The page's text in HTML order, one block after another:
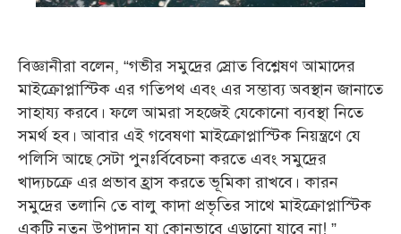
বিজ্ঞানীরা বলেন, “গভীর সমুদ্রের স্রোত বিশ্লেষণ আমাদের
মাইক্রোপ্লাস্টিক এর গতিপথ এবং এর সম্ভাব্য অবস্থান জানাতে
সাহায্য করবে। ফলে আমরা সহজেই যেকোনো ব্যবস্থা নিতে
সমর্থ হব। আবার এই গবেষণা মাইক্রোপ্লাস্টিক নিয়ন্ত্রণে যে
পলিসি আছে সেটা পুনঃর্বিবেচনা করতে এবং সমুদ্রের
খাদ্যচক্রে এর প্রভাব হ্রাস করতে ভূমিকা রাখবে। কারন
সমুদ্রের তলানি তে বালু কাদা প্রভৃতির সাথে মাইক্রোপ্লাস্টিক
একটি নতুন উপাদান যা কোনভাবে এড়ানো যাবে না! ”